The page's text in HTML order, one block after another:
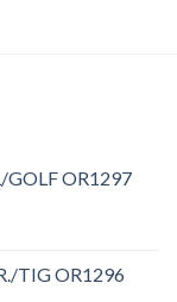
OR1297
TIG OR1296